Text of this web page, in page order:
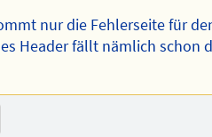
nur die Fehlerseite für
Header fällt nämlich schon